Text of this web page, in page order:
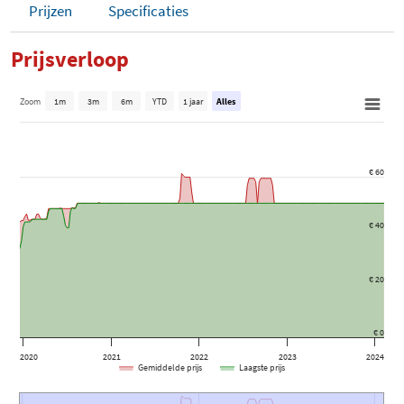
Prijzen Specificaties
Prijsverloop
2020 2021 2022 2023 2024
€ 0
€ 20
€ 40
€ 60
Zoom 1m 3m 6m YTD 1 jaar Alles
Gemiddelde prijs Laagste prijs